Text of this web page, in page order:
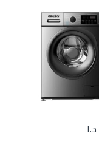
د.ا